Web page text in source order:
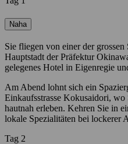
Naha
Sie fliegen von einer der grossen
Hauptstadt der Präfektur
gelegenes Hotel in Eigenregie
Am Abend lohnt sich ein
Einkaufsstrasse Kokusaidori, wo
hautnah erleben. Kehren Sie in
lokale Spezialitäten bei lockerer
Tag 2